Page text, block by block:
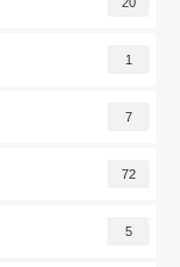
1
7
72
5